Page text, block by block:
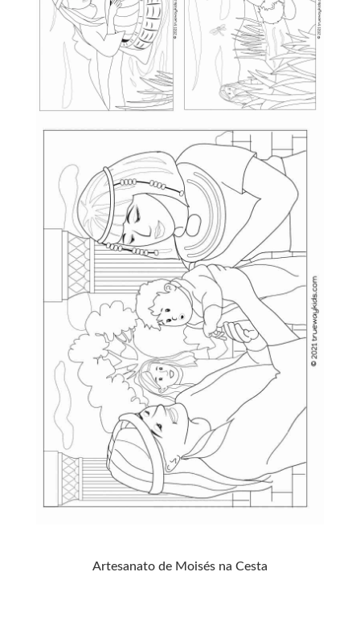
Artesanato de Moisés na Cesta